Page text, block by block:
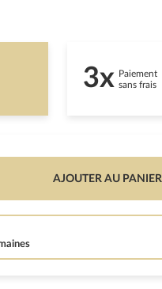
3x Paiement
sans frais
AJOUTER AU PANIER